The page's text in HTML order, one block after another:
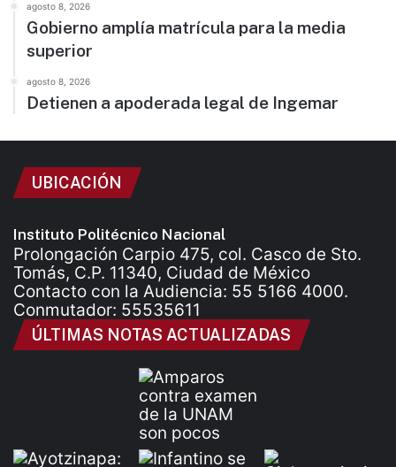
agosto 8, 2026
Gobierno amplía matrícula para la media
superior
agosto 8, 2026
Detienen a apoderada legal de Ingemar
UBICACIÓN
Instituto Politécnico Nacional
Prolongación Carpio 475, col. Casco de Sto.
Tomás, C.P. 11340, Ciudad de México
Contacto con la Audiencia: 55 5166 4000.
Conmutador: 55535611
ÚLTIMAS NOTAS ACTUALIZADAS